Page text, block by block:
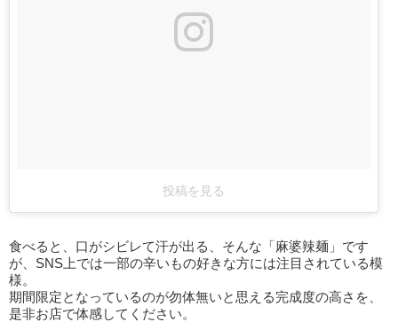
投稿を見る
食べると、口がシビレて汗が出る、そんな「麻婆辣麺」です
が、SNS上では一部の辛いもの好きな方には注目されている模
様。
期間限定となっているのが勿体無いと思える完成度の高さを、
是非お店で体感してください。